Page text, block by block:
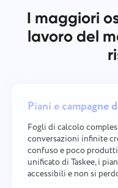
I maggiori
lavoro del
Piani e campagne
Fogli di calcolo
conversazioni infinite
confuso e poco
unificato di Taskee, i
accessibili e non si
Fornire una
Numero di
Email
Il vostro messaggio
Si prega di
riscontrato,
allegare eventuali
Your
We
Grazie
Ci
cercheremo di